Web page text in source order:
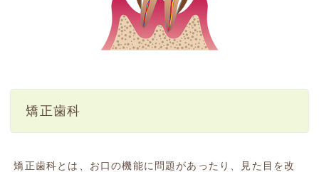
矯正歯科
矯正歯科とは、お口の機能に問題があったり、見た目を改